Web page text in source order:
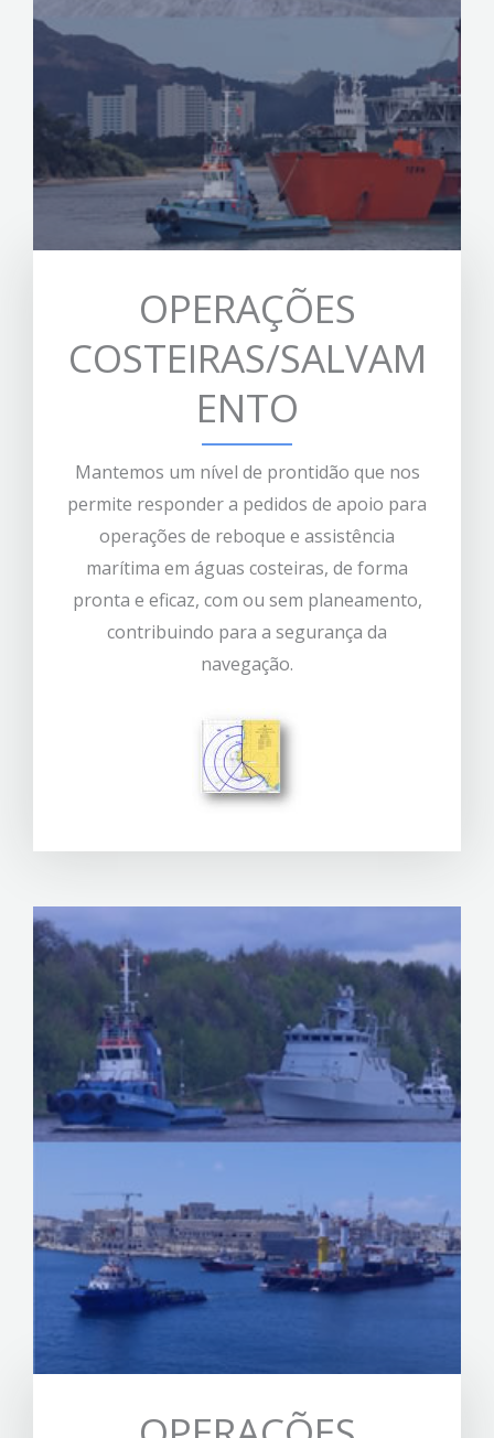
OPERAÇÕES
COSTEIRAS/SALVAM
ENTO
Mantemos um nível de prontidão que nos
permite responder a pedidos de apoio para
operações de reboque e assistência
marítima em águas costeiras, de forma
pronta e eficaz, com ou sem planeamento,
contribuindo para a segurança da
navegação.